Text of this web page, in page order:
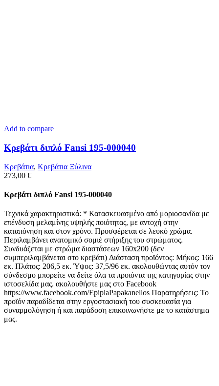
Add to compare
Κρεβάτι διπλό Fansi 195-000040
Κρεβάτια, Κρεβάτια Ξύλινα
273,00 €
Κρεβάτι διπλό Fansi 195-000040
Τεχνικά χαρακτηριστικά: * Κατασκευασμένο από μοριοσανίδα με
επένδυση μελαμίνης υψηλής ποιότητας, με αντοχή στην
καταπόνηση και στον χρόνο. Προσφέρεται σε λευκό χρώμα.
Περιλαμβάνει ανατομικό σομιέ στήριξης του στρώματος.
Συνδυάζεται με στρώμα διαστάσεων 160x200 (δεν
συμπεριλαμβάνεται στο κρεβάτι) Διάσταση προϊόντος: Μήκος: 166
εκ. Πλάτος: 206,5 εκ. Ύψος: 37,5/96 εκ. ακολουθώντας αυτόν τον
σύνδεσμο μπορείτε να δείτε όλα τα προιόντα της κατηγορίας στην
ιστοσελίδα μας. ακολουθήστε μας στο Facebook
https://www.facebook.com/EpiplaPapakanellos Παρατηρήσεις: Το
προϊόν παραδίδεται στην εργοστασιακή του συσκευασία για
συναρμολόγηση ή και παράδοση επικοινωνήστε με το κατάστημα
μας.